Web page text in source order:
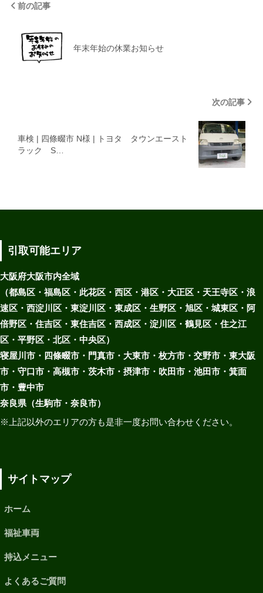
前の記事
年末年始の休業お知らせ
次の記事
車検 | 四條畷市 N様 | トヨタ タウンエースト
ラック S…
引取可能エリア
大阪府大阪市内全域
（都島区・福島区・此花区・西区・港区・大正区・天王寺区・浪
速区・西淀川区・東淀川区・東成区・生野区・旭区・城東区・阿
倍野区・住吉区・東住吉区・西成区・淀川区・鶴見区・住之江
区・平野区・北区・中央区）
寝屋川市・四條畷市・門真市・大東市・枚方市・交野市・東大阪
市・守口市・高槻市・茨木市・摂津市・吹田市・池田市・箕面
市・豊中市
奈良県（生駒市・奈良市）
※上記以外のエリアの方も是非一度お問い合わせください。
サイトマップ
ホーム
福祉車両
持込メニュー
よくあるご質問